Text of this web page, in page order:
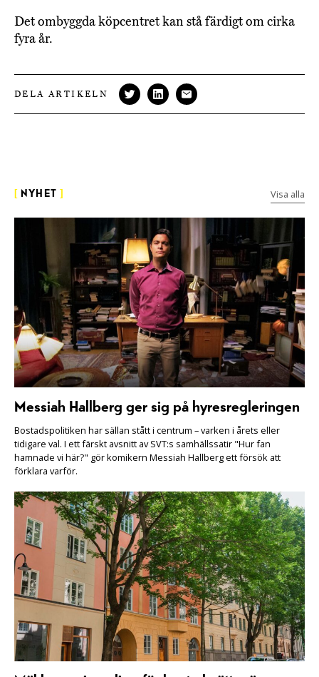
Det ombyggda köpcentret kan stå färdigt om cirka
fyra år.
DELA ARTIKELN
NYHET Visa alla
Messiah Hallberg ger sig på hyresregleringen
Bostadspolitiken har sällan stått i centrum – varken i årets eller
tidigare val. I ett färskt avsnitt av SVT:s samhällssatir "Hur fan
hamnade vi här?" gör komikern Messiah Hallberg ett försök att
förklara varför.